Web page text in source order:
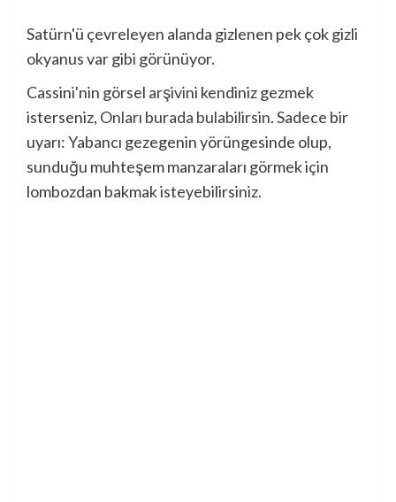
Satürn'ü çevreleyen alanda gizlenen pek çok gizli
okyanus var gibi görünüyor.
Cassini'nin görsel arşivini kendiniz gezmek
isterseniz, Onları burada bulabilirsin. Sadece bir
uyarı: Yabancı gezegenin yörüngesinde olup,
sunduğu muhteşem manzaraları görmek için
lombozdan bakmak isteyebilirsiniz.